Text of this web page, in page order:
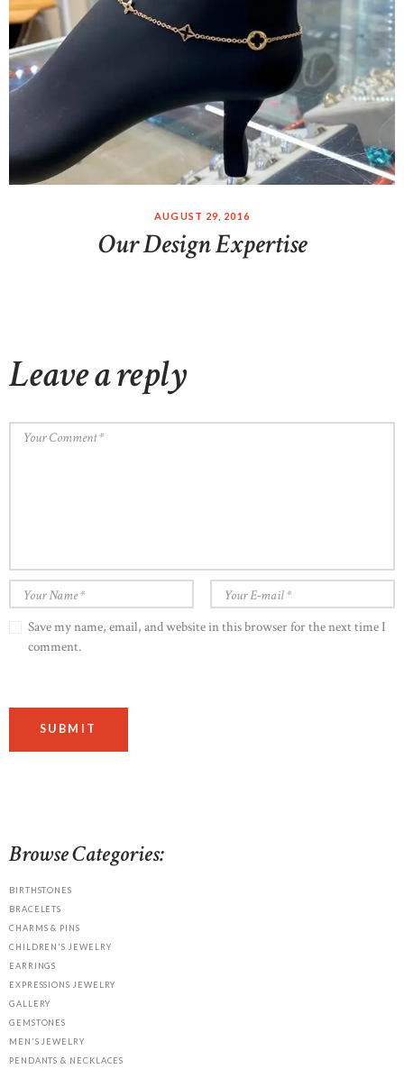
AUGUST 29, 2016
Our Design Expertise
Leave a reply
Save my name, email, and website in this browser for the next time I
comment.
Browse Categories:
BIRTHSTONES
BRACELETS
CHARMS & PINS
CHILDREN'S JEWELRY
EARRINGS
EXPRESSIONS JEWELRY
GALLERY
GEMSTONES
MEN'S JEWELRY
PENDANTS & NECKLACES